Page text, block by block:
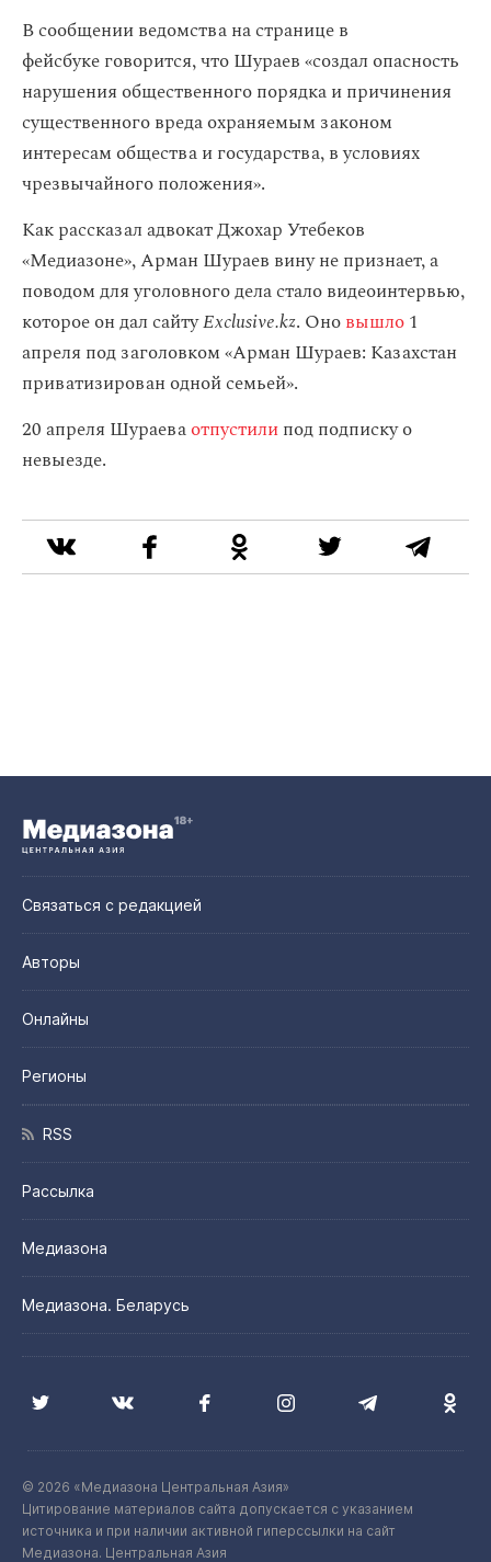
В сообщении ведомства на странице в
фейсбуке говорится, что Шураев «создал опасность
нарушения общественного порядка и причинения
существенного вреда охраняемым законом
интересам общества и государства, в условиях
чрезвычайного положения».
Как рассказал адвокат Джохар Утебеков
«Медиазоне», Арман Шураев вину не признает, а
поводом для уголовного дела стало видеоинтервью,
которое он дал сайтуExclusive.kz. Оновышло1
апреля под заголовком «Арман Шураев: Казахстан
приватизирован одной семьей».
20 апреля Шураеваотпустилипод подписку о
невыезде.
Связаться с редакцией
Авторы
Онлайны
Регионы
RSS
Рассылка
Медиазона
Медиазона. Беларусь
© 2026 «Медиазона Центральная Азия»
Цитирование материалов сайта допускается с указанием
источника и при наличии активной гиперссылки на сайт
Медиазона. Центральная Азия